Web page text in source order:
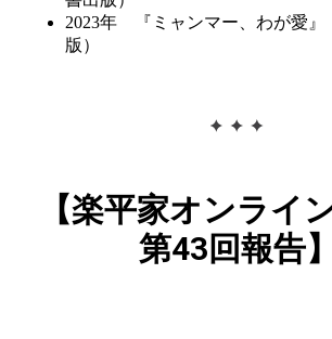
2023年 『ミャンマー、わが愛』
版）
【楽平家オンライ
第43回報告】